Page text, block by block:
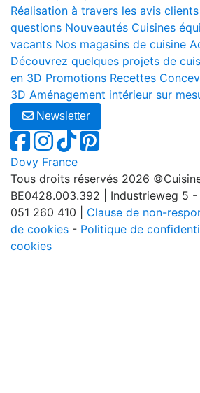
Réalisation à travers les avis clients
questions Nouveautés Cuisines
vacants Nos magasins de cuisine
Découvrez quelques projets de
en 3D Promotions Recettes
3D Aménagement intérieur sur
Newsletter
Dovy France
Tous droits réservés 2026
BE0428.003.392 | Industrieweg 5
051 260 410 | Clause de non-
de cookies - Politique de
cookies